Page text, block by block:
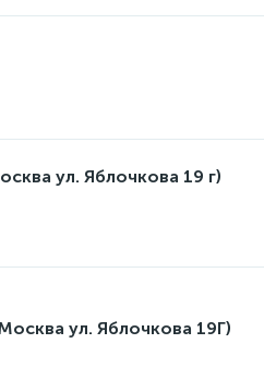
ул. Яблочкова 19 г)
ул. Яблочкова 19Г)